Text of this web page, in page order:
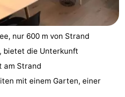
nur 600 m von Strand
bietet die Unterkunft
am Strand
mit einem Garten, einer